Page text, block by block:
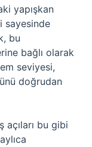
yapışkan
sayesinde
bu
bağlı olarak
seviyesi,
doğrudan
açıları bu gibi